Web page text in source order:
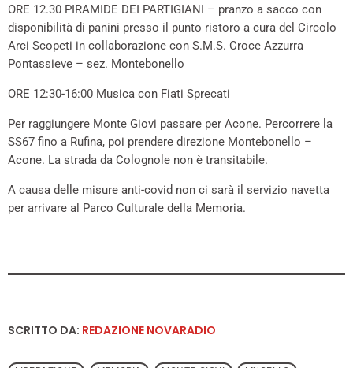
ORE 12.30 PIRAMIDE DEI PARTIGIANI – pranzo a sacco con
disponibilità di panini presso il punto ristoro a cura del Circolo
Arci Scopeti in collaborazione con S.M.S. Croce Azzurra
Pontassieve – sez. Montebonello
ORE 12:30-16:00 Musica con Fiati Sprecati
Per raggiungere Monte Giovi passare per Acone. Percorrere la
SS67 fino a Rufina, poi prendere direzione Montebonello –
Acone. La strada da Colognole non è transitabile.
A causa delle misure anti-covid non ci sarà il servizio navetta
per arrivare al Parco Culturale della Memoria.
SCRITTO DA: REDAZIONE NOVARADIO